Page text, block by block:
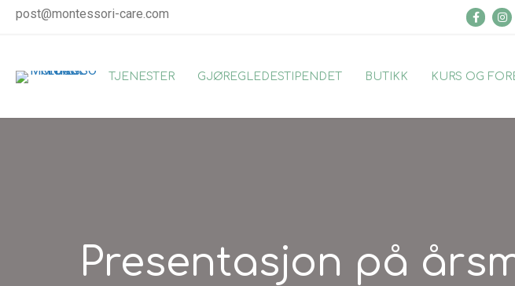
post@montessori-care.com
TJENESTER GJØREGLEDESTIPENDET BUTIKK KURS OG
Presentasjon på